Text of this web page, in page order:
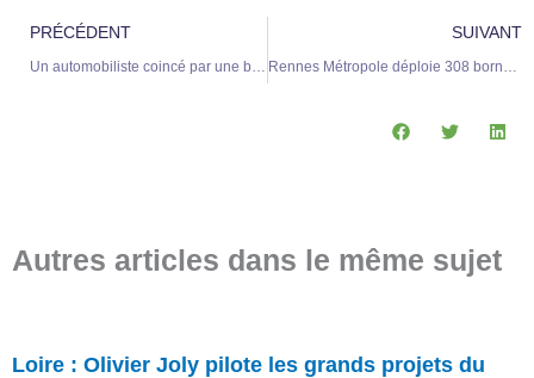
Précédent
PRÉCÉDENT
Un automobiliste coincé par une borne de recharge électrique en Côtes-d’Armor contraint de régler des pénalités
SUIVANT
Rennes Métropole déploie 308 bornes de recharge électriques dans ses parkings souterrains pour faciliter la mobilité durable
Autres articles dans le même sujet
Loire : Olivier Joly pilote les grands projets du